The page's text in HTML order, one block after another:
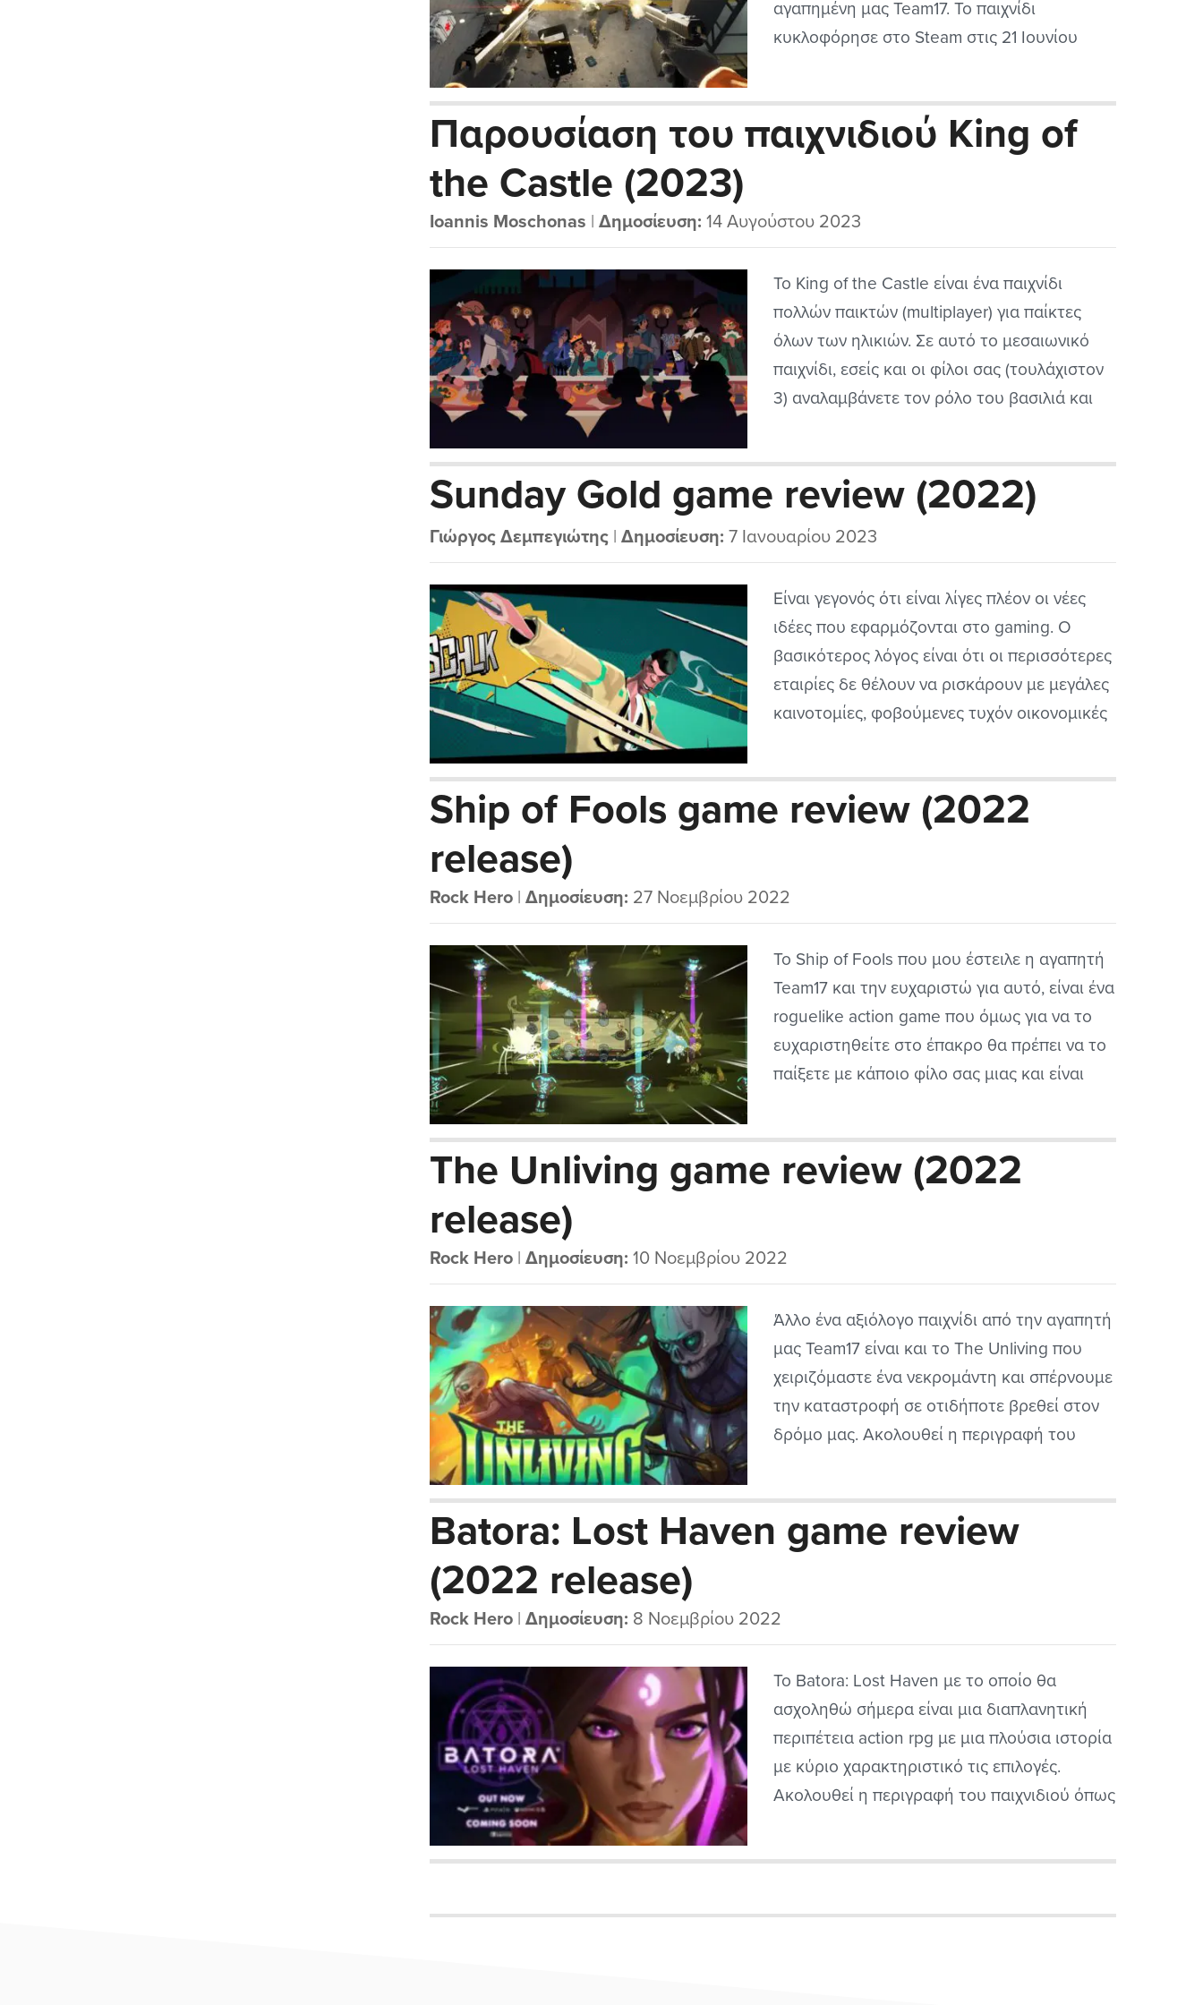
αγαπημένη μας Team17. Το παιχνίδι
κυκλοφόρησε στο Steam στις 21 Ιουνίου
Παρουσίαση του παιχνιδιού King of
the Castle (2023)
Ioannis Moschonas |Δημοσίευση: 14 Αυγούστου 2023
Το King of the Castle είναι ένα παιχνίδι
πολλών παικτών (multiplayer) για παίκτες
όλων των ηλικιών. Σε αυτό το μεσαιωνικό
παιχνίδι, εσείς και οι φίλοι σας (τουλάχιστον
3) αναλαμβάνετε τον ρόλο του βασιλιά και
προσπαθείτε να διευθύνετε το πεπρωμένο
του βασιλείου σας στα πρώτα...
Sunday Gold game review (2022)
Γιώργος Δεμπεγιώτης |Δημοσίευση: 7 Ιανουαρίου 2023
Είναι γεγονός ότι είναι λίγες πλέον οι νέες
ιδέες που εφαρμόζονται στο gaming. Ο
βασικότερος λόγος είναι ότι οι περισσότερες
εταιρίες δε θέλουν να ρισκάρουν με μεγάλες
καινοτομίες, φοβούμενες τυχόν οικονομικές
μονοπάτια. Φυσικά, αναφερόμαστε κυρίως
στις ΑΑΑ παραγωγές, καθώς η indie σκηνή
Ship of Fools game review (2022
release)
Rock Hero |Δημοσίευση: 27 Νοεμβρίου 2022
Το Ship of Fools που μου έστειλε η αγαπητή
Team17 και την ευχαριστώ για αυτό, είναι ένα
roguelike action game που όμως για να το
ευχαριστηθείτε στο έπακρο θα πρέπει να το
παίξετε με κάποιο φίλο σας μιας και είναι
παίξετε και...
The Unliving game review (2022
release)
Rock Hero |Δημοσίευση: 10 Νοεμβρίου 2022
Άλλο ένα αξιόλογο παιχνίδι από την αγαπητή
μας Team17 είναι και το The Unliving που
χειριζόμαστε ένα νεκρομάντη και σπέρνουμε
την καταστροφή σε οτιδήποτε βρεθεί στον
δρόμο μας. Ακολουθεί η περιγραφή του
πω και ένα μεγάλο ευχαριστώ στην εταιρεία
που...
Batora: Lost Haven game review
(2022 release)
Rock Hero |Δημοσίευση: 8 Νοεμβρίου 2022
Το Batora: Lost Haven με το οποίο θα
ασχοληθώ σήμερα είναι μια διαπλανητική
περιπέτεια action rpg με μια πλούσια ιστορία
με κύριο χαρακτηριστικό τις επιλογές.
Ακολουθεί η περιγραφή του παιχνιδιού όπως
μπορώ να κάνω...